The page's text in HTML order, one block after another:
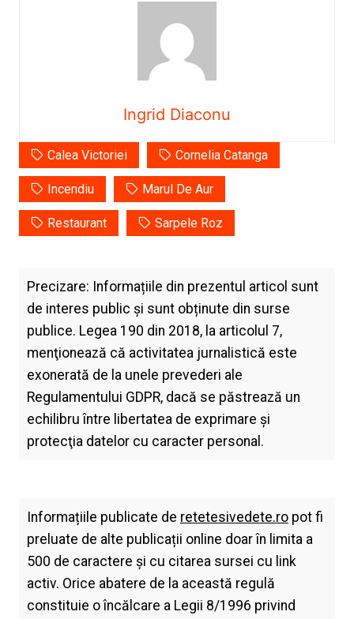
Ingrid Diaconu
Calea Victoriei Cornelia Catanga
Incendiu Marul De Aur
Restaurant Sarpele Roz
Precizare: Informațiile din prezentul articol sunt
de interes public și sunt obținute din surse
publice. Legea 190 din 2018, la articolul 7,
menţionează că activitatea jurnalistică este
exonerată de la unele prevederi ale
Regulamentului GDPR, dacă se păstrează un
echilibru între libertatea de exprimare şi
protecţia datelor cu caracter personal.
Informațiile publicate de retetesivedete.ropot fi
preluate de alte publicații online doar în limita a
500 de caractere și cu citarea sursei cu link
activ. Orice abatere de la această regulă
constituie o încălcare a Legii 8/1996 privind